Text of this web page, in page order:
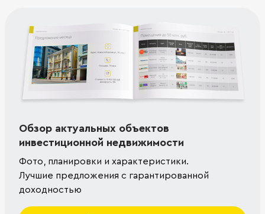
Обзор актуальных объектов
инвестиционной недвижимости
Фото, планировки и характеристики.
Лучшие предложения с гарантированной
доходностью